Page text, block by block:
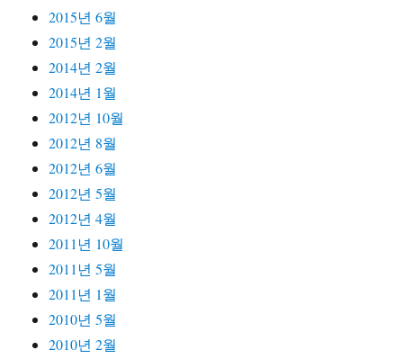
2015년 6월
2015년 2월
2014년 2월
2014년 1월
2012년 10월
2012년 8월
2012년 6월
2012년 5월
2012년 4월
2011년 10월
2011년 5월
2011년 1월
2010년 5월
2010년 2월